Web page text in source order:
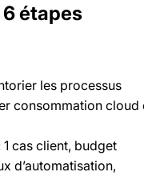
étapes
les processus
consommation cloud
cas client, budget
d’automatisation,